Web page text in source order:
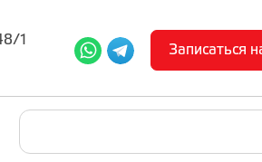
1
Записаться